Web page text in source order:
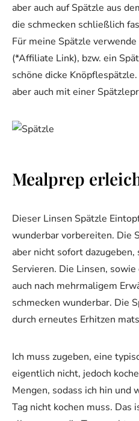
aber auch auf Spätzle aus
die schmecken schließlich
Für meine Spätzle verwende
(*Affiliate Link), bzw. ein
schöne dicke
aber auch mit einer
Mealprep
Dieser Linsen Spätzle
wunderbar vorbereiten. Die
aber nicht sofort
Servieren. Die Linsen,
auch nach mehrmaligem
schmecken wunderbar. Die
durch erneutes Erhitzen
Ich muss zugeben, eine
eigentlich nicht, jedoch
Mengen, sodass ich hin und
Tag nicht kochen muss. Das